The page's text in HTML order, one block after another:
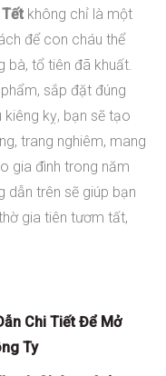
không chỉ là một
để con cháu thể
bà, tổ tiên đã khuất.
sắp đặt đúng
kỵ, bạn sẽ tạo
trang nghiêm, mang
gia đình trong năm
dẫn trên sẽ giúp bạn
gia tiên tươm tất,
Chi Tiết Để Mở
Ty